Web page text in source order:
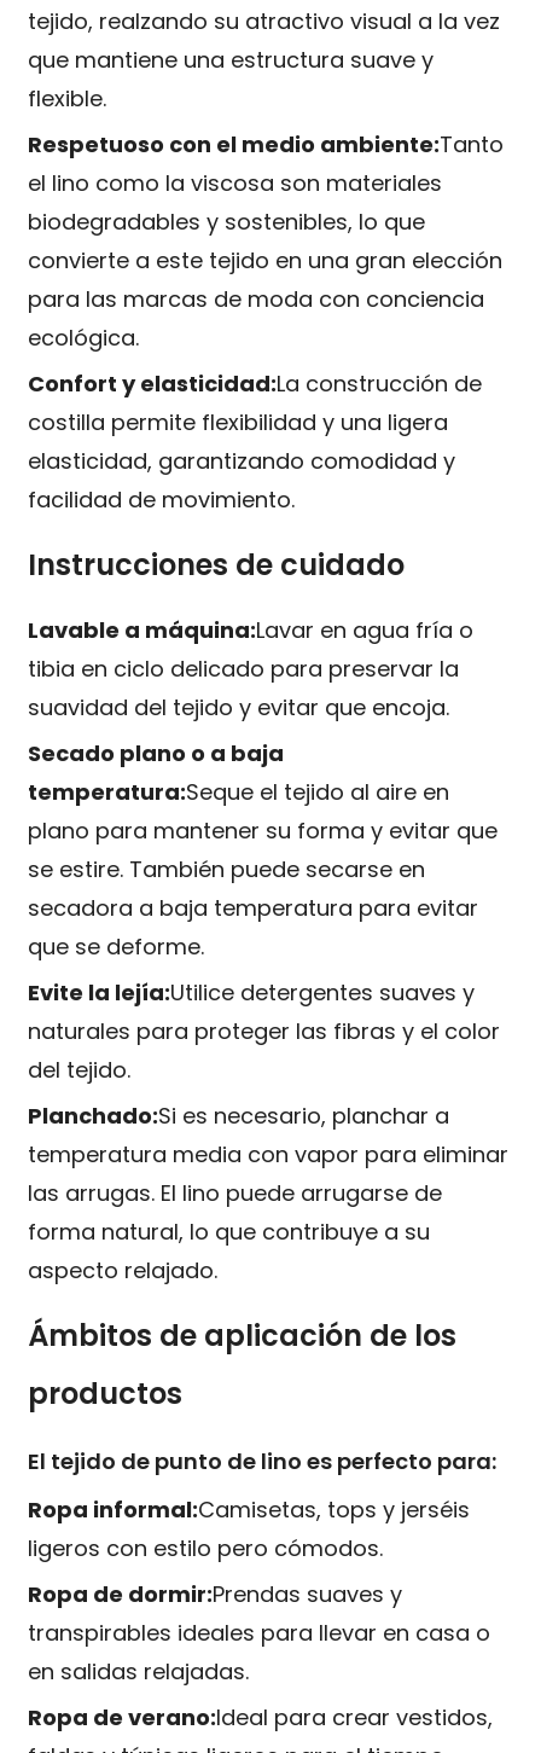
tejido, realzando su atractivo visual a la vez
que mantiene una estructura suave y
flexible.
Respetuoso con el medio ambiente:Tanto
el lino como la viscosa son materiales
biodegradables y sostenibles, lo que
convierte a este tejido en una gran elección
para las marcas de moda con conciencia
ecológica.
Confort y elasticidad:La construcción de
costilla permite flexibilidad y una ligera
elasticidad, garantizando comodidad y
facilidad de movimiento.
Instrucciones de cuidado
Lavable a máquina:Lavar en agua fría o
tibia en ciclo delicado para preservar la
suavidad del tejido y evitar que encoja.
Secado plano o a baja
temperatura:Seque el tejido al aire en
plano para mantener su forma y evitar que
se estire. También puede secarse en
secadora a baja temperatura para evitar
que se deforme.
Evite la lejía:Utilice detergentes suaves y
naturales para proteger las fibras y el color
del tejido.
Planchado:Si es necesario, planchar a
temperatura media con vapor para eliminar
las arrugas. El lino puede arrugarse de
forma natural, lo que contribuye a su
aspecto relajado.
Ámbitos de aplicación de los
productos
El tejido de punto de lino es perfecto para:
Ropa informal:Camisetas, tops y jerséis
ligeros con estilo pero cómodos.
Ropa de dormir:Prendas suaves y
transpirables ideales para llevar en casa o
en salidas relajadas.
Ropa de verano:Ideal para crear vestidos,